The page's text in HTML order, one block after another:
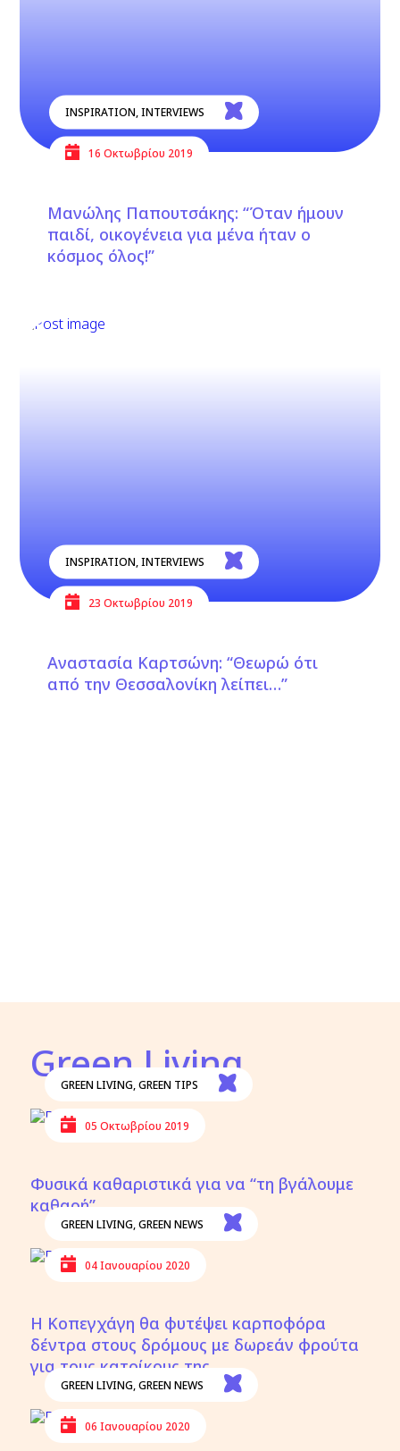
INSPIRATION,INTERVIEWS
16 Οκτωβρίου 2019
Μανώλης Παπουτσάκης: “Όταν ήμουν
παιδί, οικογένεια για μένα ήταν ο
κόσμος όλος!”
INSPIRATION,INTERVIEWS
23 Οκτωβρίου 2019
Αναστασία Καρτσώνη: “Θεωρώ ότι
από την Θεσσαλονίκη λείπει…”
Green Living
GREEN LIVING,GREEN TIPS
05 Οκτωβρίου 2019
Φυσικά καθαριστικά για να “τη βγάλουμε
καθαρή”
GREEN LIVING,GREEN NEWS
04 Ιανουαρίου 2020
Η Κοπεγχάγη θα φυτέψει καρποφόρα
δέντρα στους δρόμους με δωρεάν φρούτα
για τους κατοίκους της
GREEN LIVING,GREEN NEWS
06 Ιανουαρίου 2020